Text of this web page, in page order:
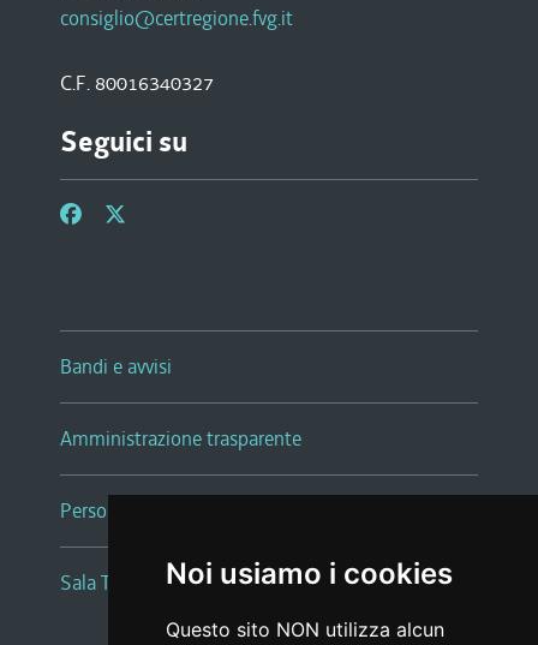
Noi usiamo i cookies
Questo sito NON utilizza alcun
consiglio@certregione.fvg.it
C.F. 80016340327
Seguici su
Bandi e avvisi
Amministrazione trasparente
Persone e Uffici
Sala Tiziano Tessitori